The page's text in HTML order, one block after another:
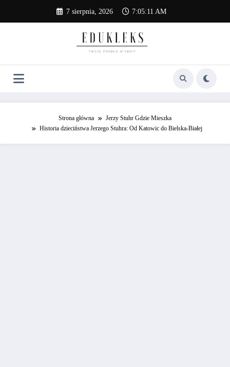
content
7 sierpnia, 2026 7:05:12 AM
Strona główna
Jerzy Stuhr Gdzie Mieszka
Historia dzieciństwa Jerzego Stuhra: Od Katowic do Bielska-Białej